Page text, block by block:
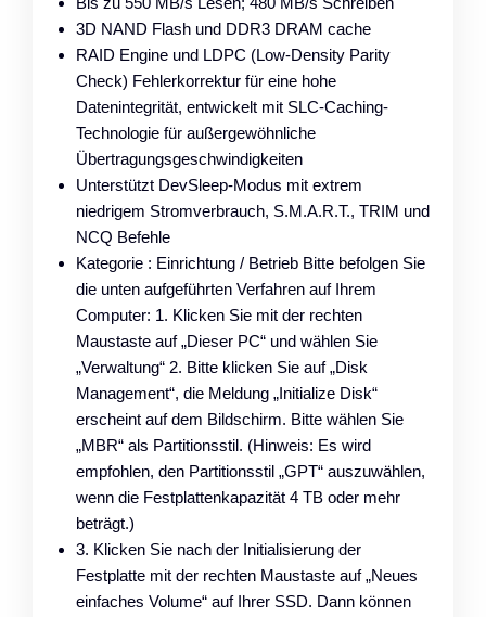
3D NAND Flash und DDR3 DRAM cache
RAID Engine und LDPC (Low-Density Parity
Check) Fehlerkorrektur für eine hohe
Datenintegrität, entwickelt mit SLC-Caching-
Technologie für außergewöhnliche
Übertragungsgeschwindigkeiten
Unterstützt DevSleep-Modus mit extrem
niedrigem Stromverbrauch, S.M.A.R.T., TRIM und
NCQ Befehle
Kategorie : Einrichtung / Betrieb Bitte befolgen Sie
die unten aufgeführten Verfahren auf Ihrem
Computer: 1. Klicken Sie mit der rechten
Maustaste auf „Dieser PC“ und wählen Sie
„Verwaltung“ 2. Bitte klicken Sie auf „Disk
Management“, die Meldung „Initialize Disk“
erscheint auf dem Bildschirm. Bitte wählen Sie
„MBR“ als Partitionsstil. (Hinweis: Es wird
empfohlen, den Partitionsstil „GPT“ auszuwählen,
wenn die Festplattenkapazität 4 TB oder mehr
beträgt.)
3. Klicken Sie nach der Initialisierung der
Festplatte mit der rechten Maustaste auf „Neues
einfaches Volume“ auf Ihrer SSD. Dann können